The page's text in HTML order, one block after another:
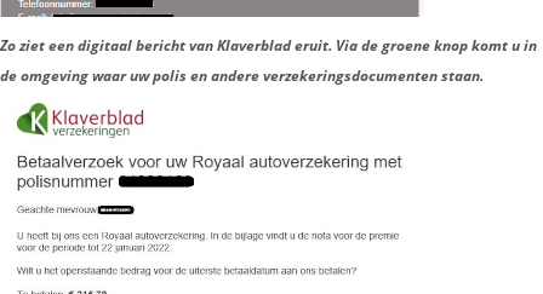
Zo ziet een digitaal bericht van Klaverblad eruit. Via de groene knop komt u in
de omgeving waar uw polis en andere verzekeringsdocumenten staan.